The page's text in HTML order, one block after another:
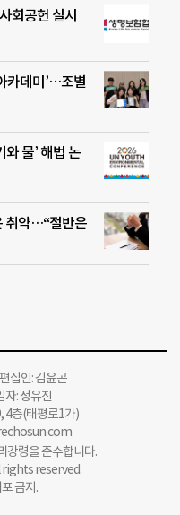
회공헌 실시
카데미’…조별
물’ 해법 논
취약…“절반은
집인: 김윤곤
자: 정유진
4층(태평로1가)
강령을 준수합니다.
reserved.
금지.